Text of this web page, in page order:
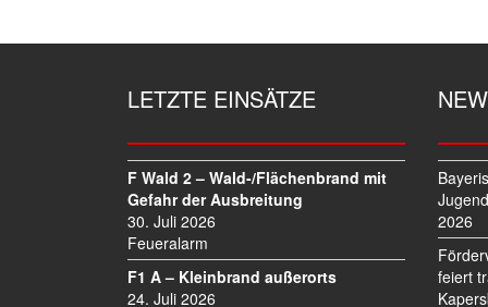
LETZTE EINSÄTZE
F Wald 2 – Wald-/Flächenbrand mit
Gefahr der Ausbreitung
30. Juli 2026
Feueralarm
F1 A – Kleinbrand außerorts
24. Juli 2026
2026
feiert